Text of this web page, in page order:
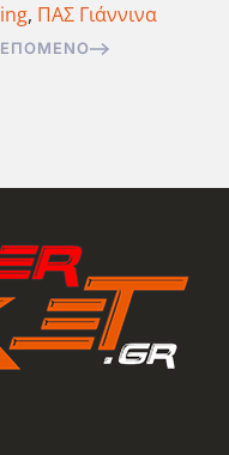
, ΠΑΣ Γιάννινα
ΕΠΌΜΕΝΟ